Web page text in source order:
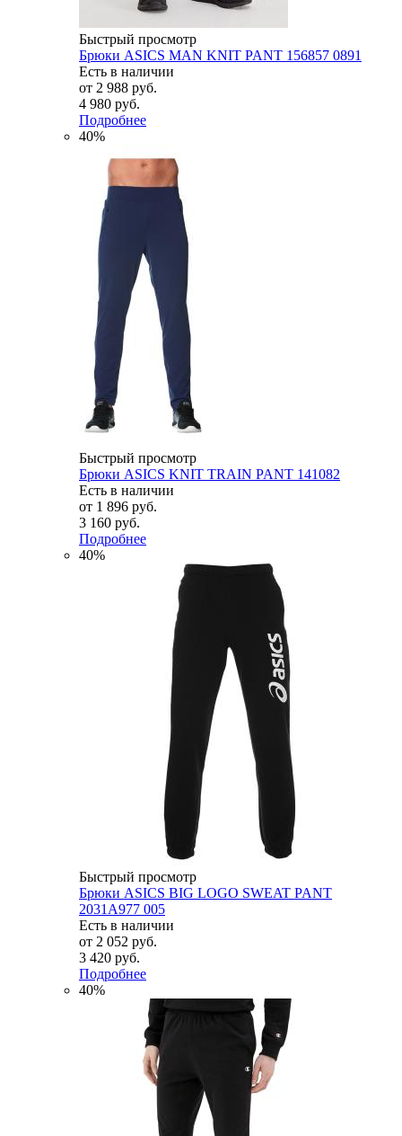
Быстрый просмотр
Брюки ASICS MAN KNIT PANT 156857 0891
Есть в наличии
от 2 988 руб.
4 980 руб.
Подробнее
40%
Быстрый просмотр
Брюки ASICS KNIT TRAIN PANT 141082
Есть в наличии
от 1 896 руб.
3 160 руб.
Подробнее
40%
Быстрый просмотр
Брюки ASICS BIG LOGO SWEAT PANT
2031A977 005
Есть в наличии
от 2 052 руб.
3 420 руб.
Подробнее
40%